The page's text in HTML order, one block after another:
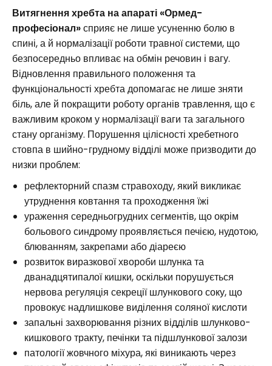
Витягнення хребта на апараті «Ормед-
професіонал»сприяє не лише усуненню болю в
спині, а й нормалізації роботи травної системи, що
безпосередньо впливає на обмін речовин і вагу.
Відновлення правильного положення та
функціональності хребта допомагає не лише зняти
біль, але й покращити роботу органів травлення, що є
важливим кроком у нормалізації ваги та загального
стану організму. Порушення цілісності хребетного
стовпа в шийно-грудному відділі може призводити до
низки проблем:
рефлекторний спазм стравоходу, який викликає
утруднення ковтання та проходження їжі
ураження середньогрудних сегментів, що окрім
больового синдрому проявляється печією, нудотою,
блюванням, закрепами або діареєю
розвиток виразкової хвороби шлунка та
дванадцятипалої кишки, оскільки порушується
нервова регуляція секреції шлункового соку, що
провокує надлишкове виділення соляної кислоти
запальні захворювання різних відділів шлунково-
кишкового тракту, печінки та підшлункової залози
патології жовчного міхура, які виникають через